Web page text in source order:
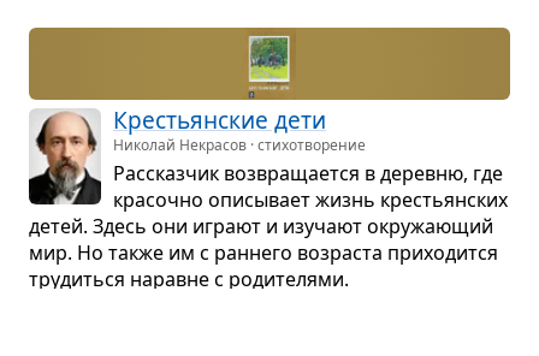
Кре­стьян­ские дети
Николай Некрасов · стихотворение
Рас­сказ­чик воз­вра­ща­ется в деревню, где
кра­сочно опи­сы­вает жизнь кре­стьян­ских
детей. Здесь они играют и изу­чают окру­жа­ю­щий
мир. Но также им с ран­него воз­раста при­хо­дится
тру­диться наравне с роди­те­лями.